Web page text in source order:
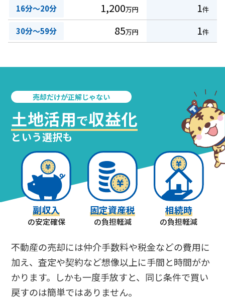
16分～20分 1,200万円 1件
30分～59分 85万円 1件
売却だけが正解じゃない
土地活用で収益化
という選択も
副収入
の安定確保
固定資産税
の負担軽減
相続時
の負担軽減
不動産の売却には仲介手数料や税金などの費用に
加え、査定や契約など想像以上に手間と時間がか
かります。しかも一度手放すと、同じ条件で買い
戻すのは簡単ではありません。